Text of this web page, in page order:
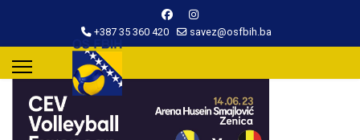
+387 35 360 420 savez@osfbih.ba